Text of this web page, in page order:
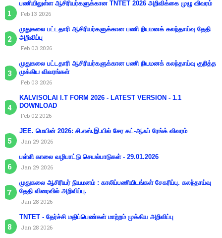
பணியிலுள்ள ஆசிரியர்களுக்கான TNTET 2026 அறிவிக்கை முழு விவரம்
Feb 13 2026
முதுகலை பட்டதாரி ஆசிரியர்களுக்கான பணி நியமனக் கலந்தாய்வு தேதி
அறிவிப்பு
Feb 03 2026
முதுகலை பட்டதாரி ஆசிரியர்களுக்கான பணி நியமனக் கலந்தாய்வு குறித்த
முக்கிய விவரங்கள்
Feb 03 2026
KALVISOLAI I.T FORM 2026 - LATEST VERSION - 1.1
DOWNLOAD
Feb 02 2026
JEE. மெயின் 2026: சி.எஸ்.இ.யில் சேர கட்-ஆஃப் ரேங்க் விவரம்
Jan 29 2026
பள்ளி காலை வழிபாட்டு செயல்பாடுகள் - 29.01.2026
Jan 29 2026
முதுகலை ஆசிரியர் நியமனம் : காலிப்பணியிடங்கள் சேகரிப்பு. கலந்தாய்வு
தேதி விரைவில் அறிவிப்பு.
Jan 28 2026
TNTET - தேர்ச்சி மதிப்பெண்கள் மாற்றம் முக்கிய அறிவிப்பு
Jan 28 2026